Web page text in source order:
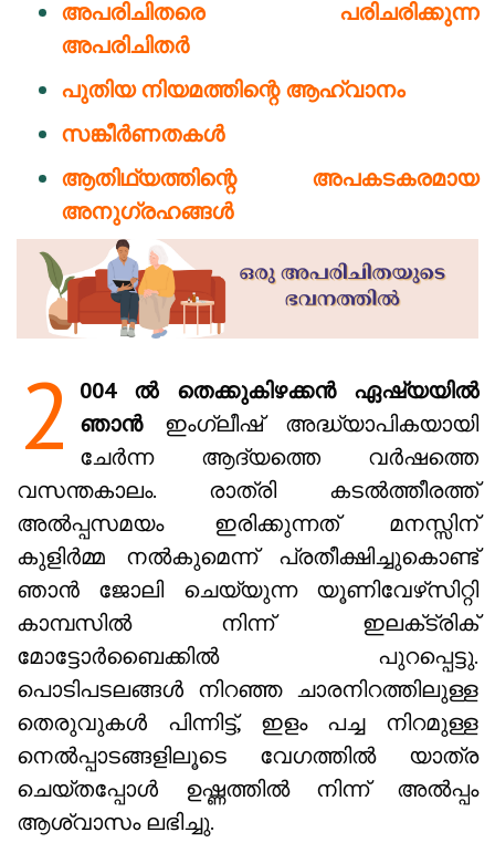
അപരിചിതരെ പരിചരിക്കുന്ന
അപരിചിതർ
പുതിയ നിയമത്തിന്റെ ആഹ്വാനം
സങ്കീർണതകൾ
ആതിഥ്യത്തിന്റെ അപകടകരമായ
അനുഗ്രഹങ്ങൾ
2
004 ൽ തെക്കുകിഴക്കൻ ഏഷ്യയിൽ
ഞാൻ ഇംഗ്ലീഷ് അദ്ധ്യാപികയായി
ചേർന്ന ആദ്യത്തെ വർഷത്തെ
വസന്തകാലം. രാത്രി കടൽത്തീരത്ത്
അൽപ്പസമയം ഇരിക്കുന്നത് മനസ്സിന്
കുളിർമ്മ നൽകുമെന്ന് പ്രതീക്ഷിച്ചുകൊണ്ട്
ഞാൻ ജോലി ചെയ്യുന്ന യൂണിവേഴ്‌സിറ്റി
കാമ്പസിൽ നിന്ന് ഇലക്‌ട്രിക്
മോട്ടോർബൈക്കിൽ പുറപ്പെട്ടു.
പൊടിപടലങ്ങൾ നിറഞ്ഞ ചാരനിറത്തിലുള്ള
തെരുവുകൾ പിന്നിട്ട്, ഇളം പച്ച നിറമുള്ള
നെൽപ്പാടങ്ങളിലൂടെ വേഗത്തിൽ യാത്ര
ചെയ്തപ്പോൾ ഉഷ്ണത്തിൽ നിന്ന് അൽപ്പം
ആശ്വാസം ലഭിച്ചു.